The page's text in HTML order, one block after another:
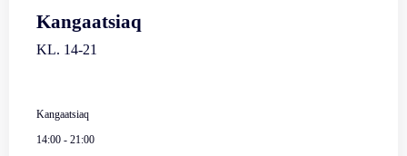
Kangaatsiaq
KL. 14-21
Kangaatsiaq
14:00 - 21:00